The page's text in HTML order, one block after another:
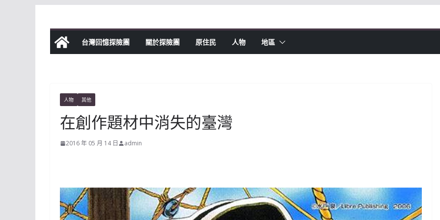
content
台灣回憶探險團 關於探險團 原住民 人物 地區
人物 其他
在創作題材中消失的臺灣
2016 年 05 月 14 日 admin